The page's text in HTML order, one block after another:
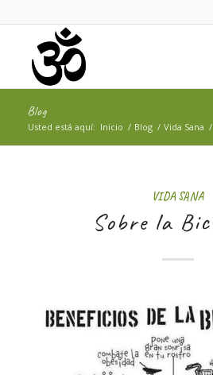
Blog
Usted está aquí: Inicio / Blog / Vida Sana /
VIDA SANA
Sobre la